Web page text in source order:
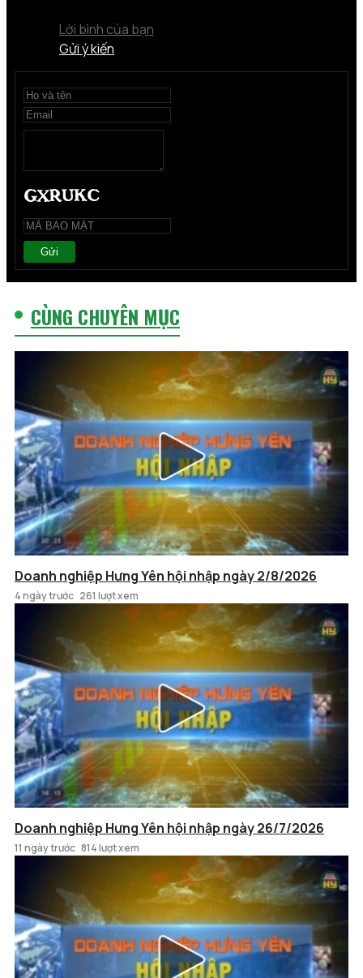
Lời bình của bạn
Gửi ý kiến
Gửi
CÙNG CHUYÊN MỤC
Doanh nghiệp Hưng Yên hội nhập ngày 2/8/2026
4 ngày trước 261 lượt xem
Doanh nghiệp Hưng Yên hội nhập ngày 26/7/2026
11 ngày trước 814 lượt xem